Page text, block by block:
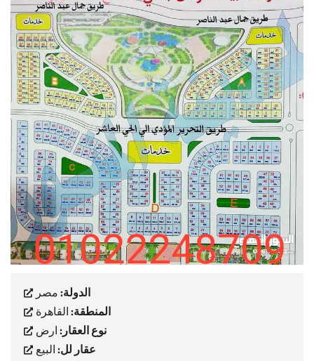
الدولة:مصر
المنطقة:القاهرة
نوع العقار:ارض
عقار لل:البيع